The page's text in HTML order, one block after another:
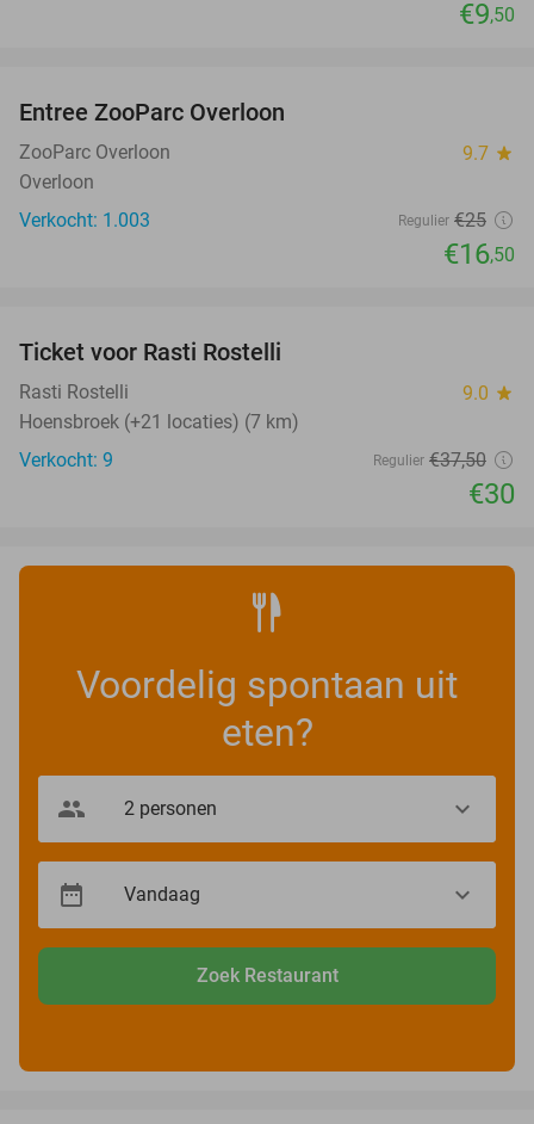
€9,50
Entree ZooParc Overloon
ZooParc Overloon 9.7 star
Overloon
Verkocht: 1.003
Regulier €25
€16,50
TODAY
Ticket voor Rasti Rostelli
Rasti Rostelli 9.0 star
Hoensbroek (+21 locaties) (7 km)
Verkocht: 9
Regulier €37,50
€30
Voordelig spontaan uit
eten?
Zoek Restaurant